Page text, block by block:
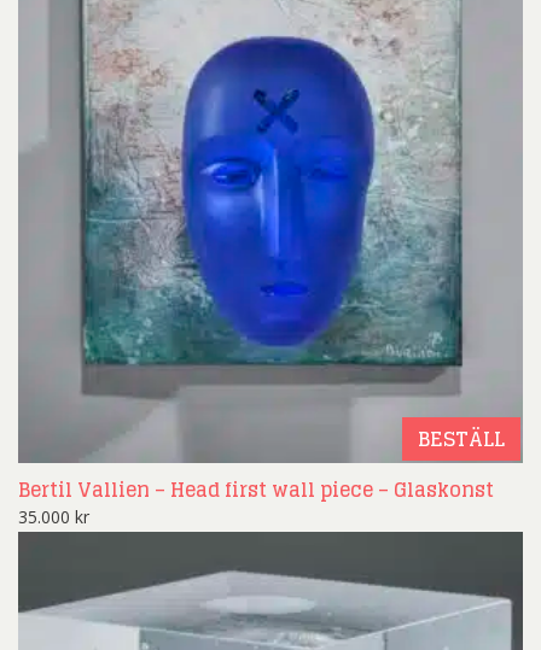
BESTÄLL
Bertil Vallien – Head first wall piece – Glaskonst
35.000 kr